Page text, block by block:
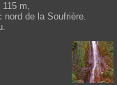
115 m,
nord de la Soufrière.